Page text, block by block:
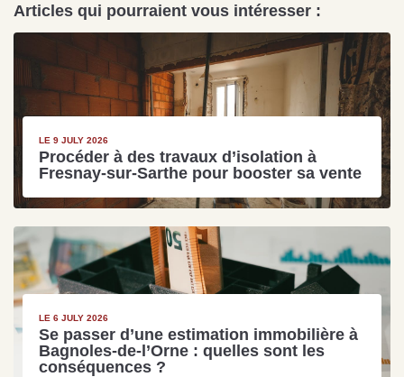
Articles qui pourraient vous intéresser :
LE 9 JULY 2026
Procéder à des travaux d’isolation à
Fresnay-sur-Sarthe pour booster sa vente
LE 6 JULY 2026
Se passer d’une estimation immobilière à
Bagnoles-de-l’Orne : quelles sont les
conséquences ?